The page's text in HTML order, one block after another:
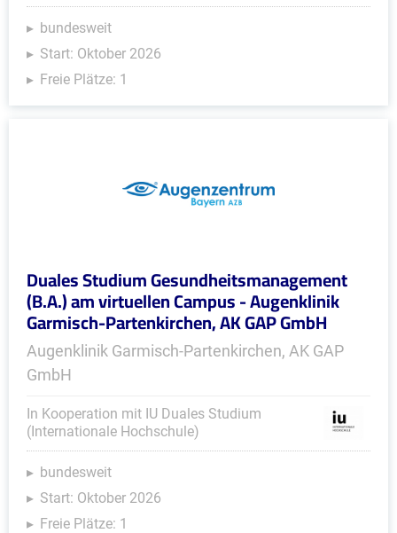
bundesweit
Start: Oktober 2026
Freie Plätze: 1
Duales Studium Gesundheitsmanagement
(B.A.) am virtuellen Campus - Augenklinik
Garmisch-Partenkirchen, AK GAP GmbH
Augenklinik Garmisch-Partenkirchen, AK GAP
GmbH
In Kooperation mit IU Duales Studium
(Internationale Hochschule)
bundesweit
Start: Oktober 2026
Freie Plätze: 1